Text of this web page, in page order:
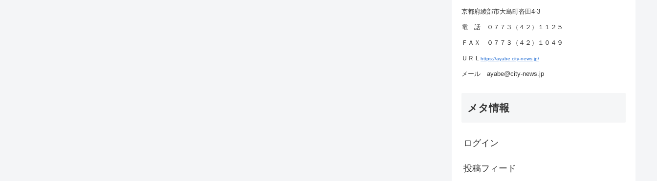
京都府綾部市大島町沓田4-3
電 話 ０７７３（４２）１１２５
ＦＡＸ ０７７３（４２）１０４９
ＵＲＬ https://ayabe.city-news.jp/
メール ayabe@city-news.jp
メタ情報
ログイン
投稿フィード